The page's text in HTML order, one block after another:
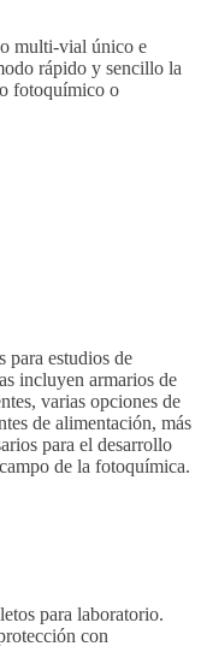
multi-vial único e
rápido y sencillo la
fotoquímico o
para estudios de
incluyen armarios de
varias opciones de
de alimentación, más
para el desarrollo
de la fotoquímica.
para laboratorio.
con